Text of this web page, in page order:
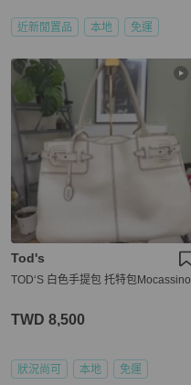
近新閒置品 本地 免運
Tod's
TOD‘S 白色手提包 托特包Mocassino
TWD 8,500
狀況尚可 本地 免運